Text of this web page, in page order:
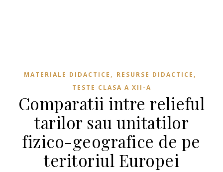
MATERIALE DIDACTICE , RESURSE DIDACTICE ,
TESTE CLASA A XII-A
Comparatii intre relieful
tarilor sau unitatilor
fizico-geografice de pe
teritoriul Europei